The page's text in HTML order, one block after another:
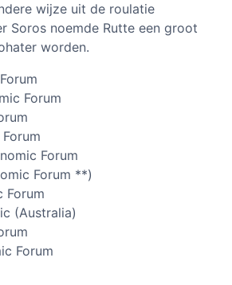
wijze uit de roulatie
Soros noemde Rutte een groot
worden.
Forum
Forum
Forum **)
Forum
(Australia)
Forum